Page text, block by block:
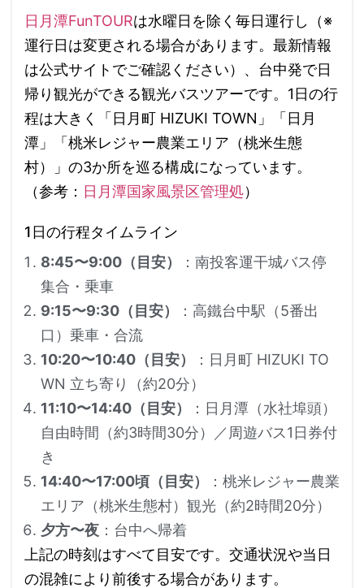
日月潭FunTOURは水曜日を除く毎日運行し（※
運行日は変更される場合があります。最新情報
は公式サイトでご確認ください）、台中発で日
帰り観光ができる観光バスツアーです。1日の行
程は大きく「日月町 HIZUKI TOWN」「日月
潭」「桃米レジャー農業エリア（桃米生態
村）」の3か所を巡る構成になっています。
（参考： 日月潭国家風景区管理処）
1日の行程タイムライン
8:45〜9:00（目安）
：南投客運干城バス停
集合・乗車
9:15〜9:30（目安）
：高鐵台中駅（5番出
口）乗車・合流
10:20〜10:40（目安）
：日月町 HIZUKI TO
WN 立ち寄り（約20分）
11:10〜14:40（目安）
：日月潭（水社埠頭）
自由時間（約3時間30分）／周遊バス1日券付
き
14:40〜17:00頃（目安）
：桃米レジャー農業
エリア（桃米生態村）観光（約2時間20分）
夕方〜夜 ：台中へ帰着
上記の時刻はすべて目安です。交通状況や当日
の混雑により前後する場合があります。